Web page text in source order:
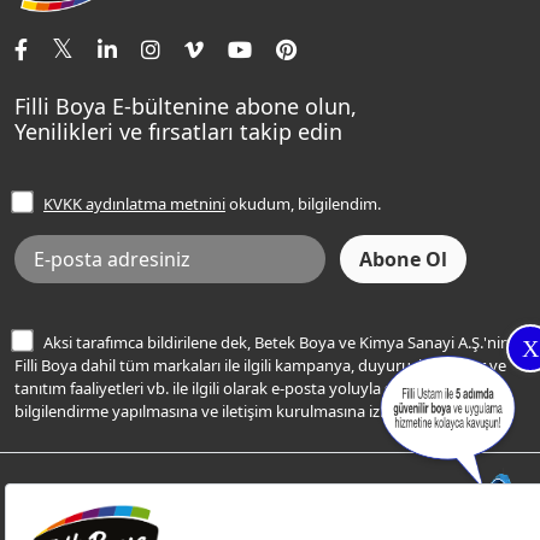
X
Tavan Boyaları
Ev Bakım ve Hobi Boyaları
Yatak Odası Renkleri
Sentomaxx Sentetik Boya
Sentomaxx İpeksi Mat
Momento Life
Şampanya Rengi
Açık Mavi Rengi
Frezya Rengi
İletişim Bilgilerimiz
Renk Danışma
Filli Ustam
Sıkça Sorulan Sorular
Ücretsiz Yalıtım Keşif Hizmeti
Bilgi Toplumu Hizmetleri
İnternet Sitesi Kullanım Koşulları
KVKK Talep Formu
KVKK Aydınlatma Metni
Filli Boya E-bültenine abone olun,
Yenilikleri ve fırsatları takip edin
KVKK aydınlatma metniniokudum, bilgilendim.
Aksi tarafımca bildirilene dek, Betek Boya ve Kimya Sanayi A.Ş.'nin
Filli Boya dahil tüm markaları ile ilgili kampanya, duyuru, hizmetler ve
tanıtım faaliyetleri vb. ile ilgili olarak e-posta yoluyla şahsıma
bilgilendirme yapılmasına ve iletişim kurulmasına izin veriyorum.